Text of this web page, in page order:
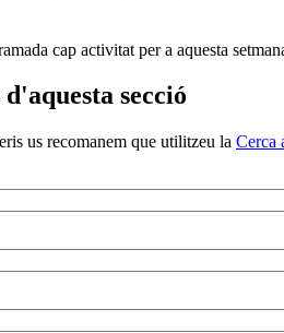
cap activitat per a aquesta
secció
us recomanem que utilitzeu la Cerca